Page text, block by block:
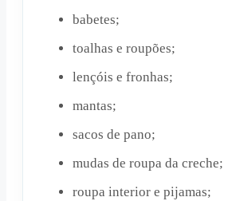
babetes;
toalhas e roupões;
lençóis e fronhas;
mantas;
sacos de pano;
mudas de roupa da creche;
roupa interior e pijamas;